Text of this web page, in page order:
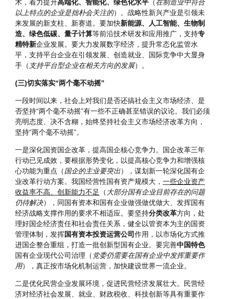
又创造新的竞争优势。抓住全球产业结构和布局调整过程中孕
育的 新机遇，勇于 开辟新领域、制胜新赛道
。传统制造业是现
代化产业体系的基底，要加快数字化转型，推广先进适用技
术，着力提升 高端化、智能化、绿色化水平（在制造业中符合
以上特点的企业是拙朴会关注的
）。战略性新兴产业是引领未
来发展的新支柱、新赛道。要加快新能源、人工智能、生物制
造、绿色低碳、量子计算
等前沿技术研发和应用推广，支持
精特新企业发展。要大力发展数字经济，提升常态化监管水
手（支持平台型企业在相关方向的发展）。
(三)切实落实“两个毫不动摇”
否坚持“两个毫不动摇”有一些不正确甚至错误的议论。我们必须
亮明态度、决不含糊，始终坚持社会主义市场经济改革方向，
坚持“两个毫不动摇”。
一是深化国资国企改革，提高国企核心竞争力。国企改革三年
行动已见成效，要根据形势变化，以提高核心竞争力和增强核
心功能为重点（国企的主业要突出 ），谋划新一轮深化国有企
业改革行动方案。我国经营性国有资产规模大，一些企业资产
收益率不高、创新能力不足（大部分国有企业目前存在的问题
仍待解决 ），同国有资本和国有企业做强做优做大、发挥国有
经济战略支撑作用的要求不相适应。要坚持分类改革方向，处
理好国企经济责任和社会责任关系，健全以管资本为主的国资
管理体制，发挥
进国企整合重组，打造一批创新型国有企业。要完善中国特色
国有企业现代公司治理（ 党委仍需要在国有企业中发挥重要作